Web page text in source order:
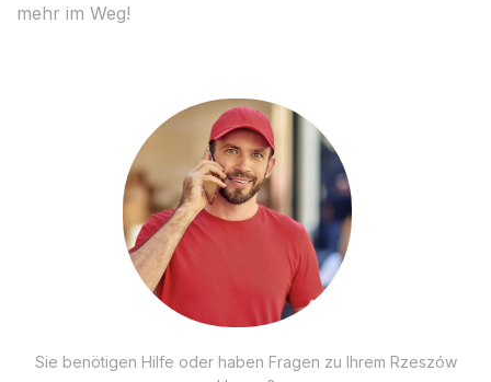
mehr im Weg!
Sie benötigen Hilfe oder haben Fragen zu Ihrem Rzeszów